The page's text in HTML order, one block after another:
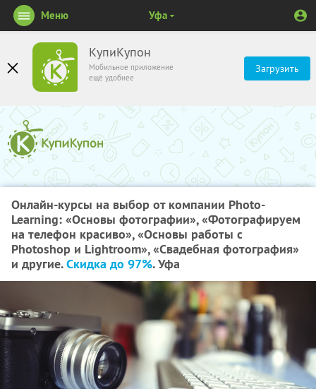
КупиКупон
Мобильное приложение
ещё удобнее
Загрузить
Меню Уфа
Онлайн-курсы на выбор от компании Photo-
Learning: «Основы фотографии», «Фотографируем
на телефон красиво», «Основы работы с
Photoshop и Lightroom», «Свадебная фотография»
и другие.Скидка до 97%. Уфа